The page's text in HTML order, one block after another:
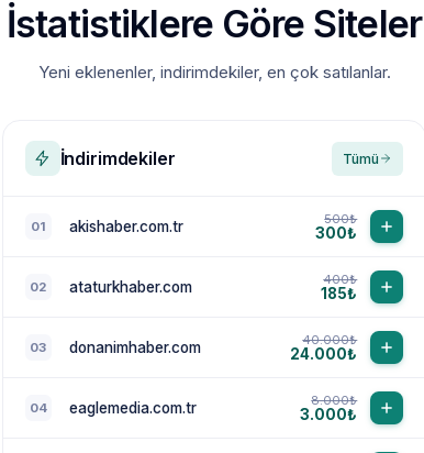
İstatistiklere Göre Siteler
Yeni eklenenler, indirimdekiler, en çok satılanlar.
İndirimdekiler Tümü
01 akishaber.com.tr 500₺
300₺
02 ataturkhaber.com 400₺
185₺
03 donanimhaber.com 40.000₺
24.000₺
04 eaglemedia.com.tr 8.000₺
3.000₺